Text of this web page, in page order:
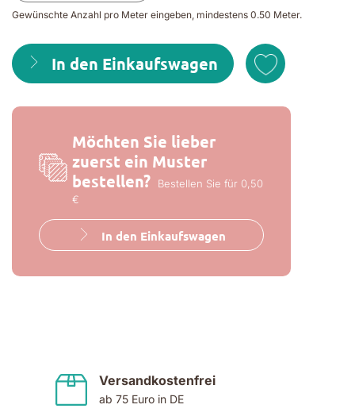
Gewünschte Anzahl pro Meter eingeben, mindestens 0.50 Meter.
In den Einkaufswagen
Möchten Sie lieber
zuerst ein Muster
bestellen?
Bestellen Sie für 0,50
€
In den Einkaufswagen
Versandkostenfrei
ab 75 Euro in DE